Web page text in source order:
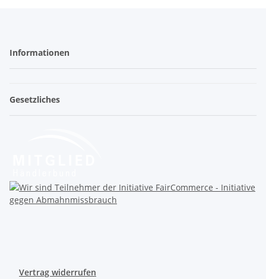
Informationen
Gesetzliches
Vertrag widerrufen